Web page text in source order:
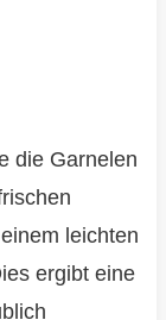
die Garnelen
leichten
ergibt eine